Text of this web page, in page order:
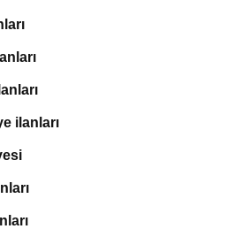
ilanları